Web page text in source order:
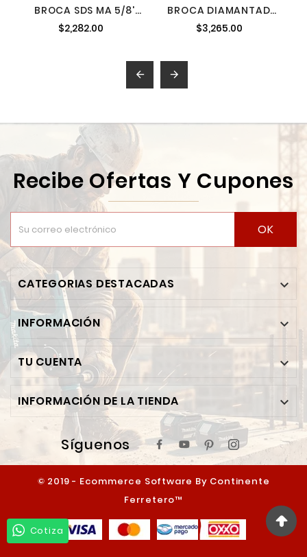
BROCA SDS MA 5/8'
21' N.R. AMIL48203922
$2,282.00
BROCA DIAMANTADA
PREMIUM DIAMETRO
3/4 MILWAUKEE
$3,265.00
 
Recibe Ofertas Y Cupones
OK
CATEGORIAS DESTACADAS 
INFORMACIÓN 
TU CUENTA 
INFORMACIÓN DE LA TIENDA 
Síguenos
© 2019 - Ecommerce Software By Continente
Ferretero™
Cotiza